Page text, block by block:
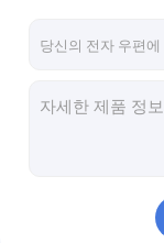
PCAP 터치 스
PCAP 터치 포